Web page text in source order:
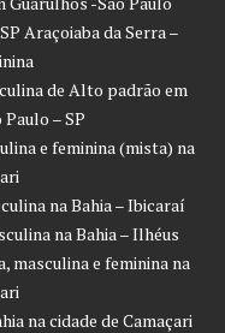
Araçoiaba da Serra –
de Alto padrão em
– SP
e feminina (mista) na
na Bahia – Ibicaraí
na Bahia – Ilhéus
masculina e feminina na
na cidade de Camaçari